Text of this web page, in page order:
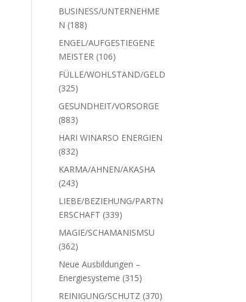
Produkte
BUSINESS/UNTERNEHME
N 188188
Produkte
ENGEL/AUFGESTIEGENE
MEISTER 106106
Produkte
FÜLLE/WOHLSTAND/GELD
325325
Produkte
GESUNDHEIT/VORSORGE
883883
Produkte
HARI WINARSO ENERGIEN
832832
Produkte
KARMA/AHNEN/AKASHA
243243
Produkte
LIEBE/BEZIEHUNG/PARTN
ERSCHAFT 339339
Produkte
MAGIE/SCHAMANISMSU
362362
Produkte
Neue Ausbildungen –
Energiesysteme 315315
Produkte
REINIGUNG/SCHUTZ 370370